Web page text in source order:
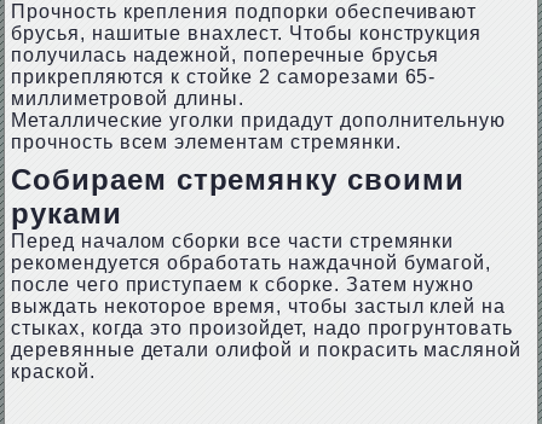
Прочность крепления подпорки обеспечивают
брусья, нашитые внахлест. Чтобы конструкция
получилась надежной, поперечные брусья
прикрепляются к стойке 2 саморезами 65-
миллиметровой длины.
Металлические уголки придадут дополнительную
прочность всем элементам стремянки.
Собираем стремянку своими
руками
Перед началом сборки все части стремянки
рекомендуется обработать наждачной бумагой,
после чего приступаем к сборке. Затем нужно
выждать некоторое время, чтобы застыл клей на
стыках, когда это произойдет, надо прогрунтовать
деревянные детали олифой и покрасить масляной
краской.